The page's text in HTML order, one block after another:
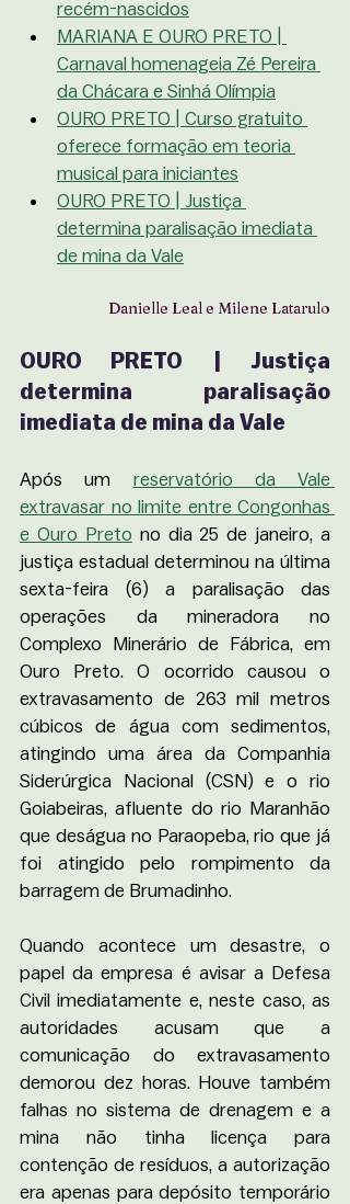
recém-nascidos
MARIANA E OURO PRETO |
Carnaval homenageia Zé Pereira
da Chácara e Sinhá Olímpia
OURO PRETO | Curso gratuito
oferece formação em teoria
musical para iniciantes
OURO PRETO | Justiça
determina paralisação imediata
de mina da Vale
Danielle Leal e Milene Latarulo
OURO PRETO | Justiça
determina paralisação
imediata de mina da Vale
Após um reservatório da Vale
extravasar no limite entre Congonhas
e Ouro Preto no dia 25 de janeiro, a
justiça estadual determinou na última
sexta-feira (6) a paralisação das
operações da mineradora no
Complexo Minerário de Fábrica, em
Ouro Preto. O ocorrido causou o
extravasamento de 263 mil metros
cúbicos de água com sedimentos,
atingindo uma área da Companhia
Siderúrgica Nacional (CSN) e o rio
Goiabeiras, afluente do rio Maranhão
que deságua no Paraopeba, rio que já
foi atingido pelo rompimento da
barragem de Brumadinho.
Quando acontece um desastre, o
papel da empresa é avisar a Defesa
Civil imediatamente e, neste caso, as
autoridades acusam que a
comunicação do extravasamento
demorou dez horas. Houve também
falhas no sistema de drenagem e a
mina não tinha licença para
contenção de resíduos, a autorização
era apenas para depósito temporário